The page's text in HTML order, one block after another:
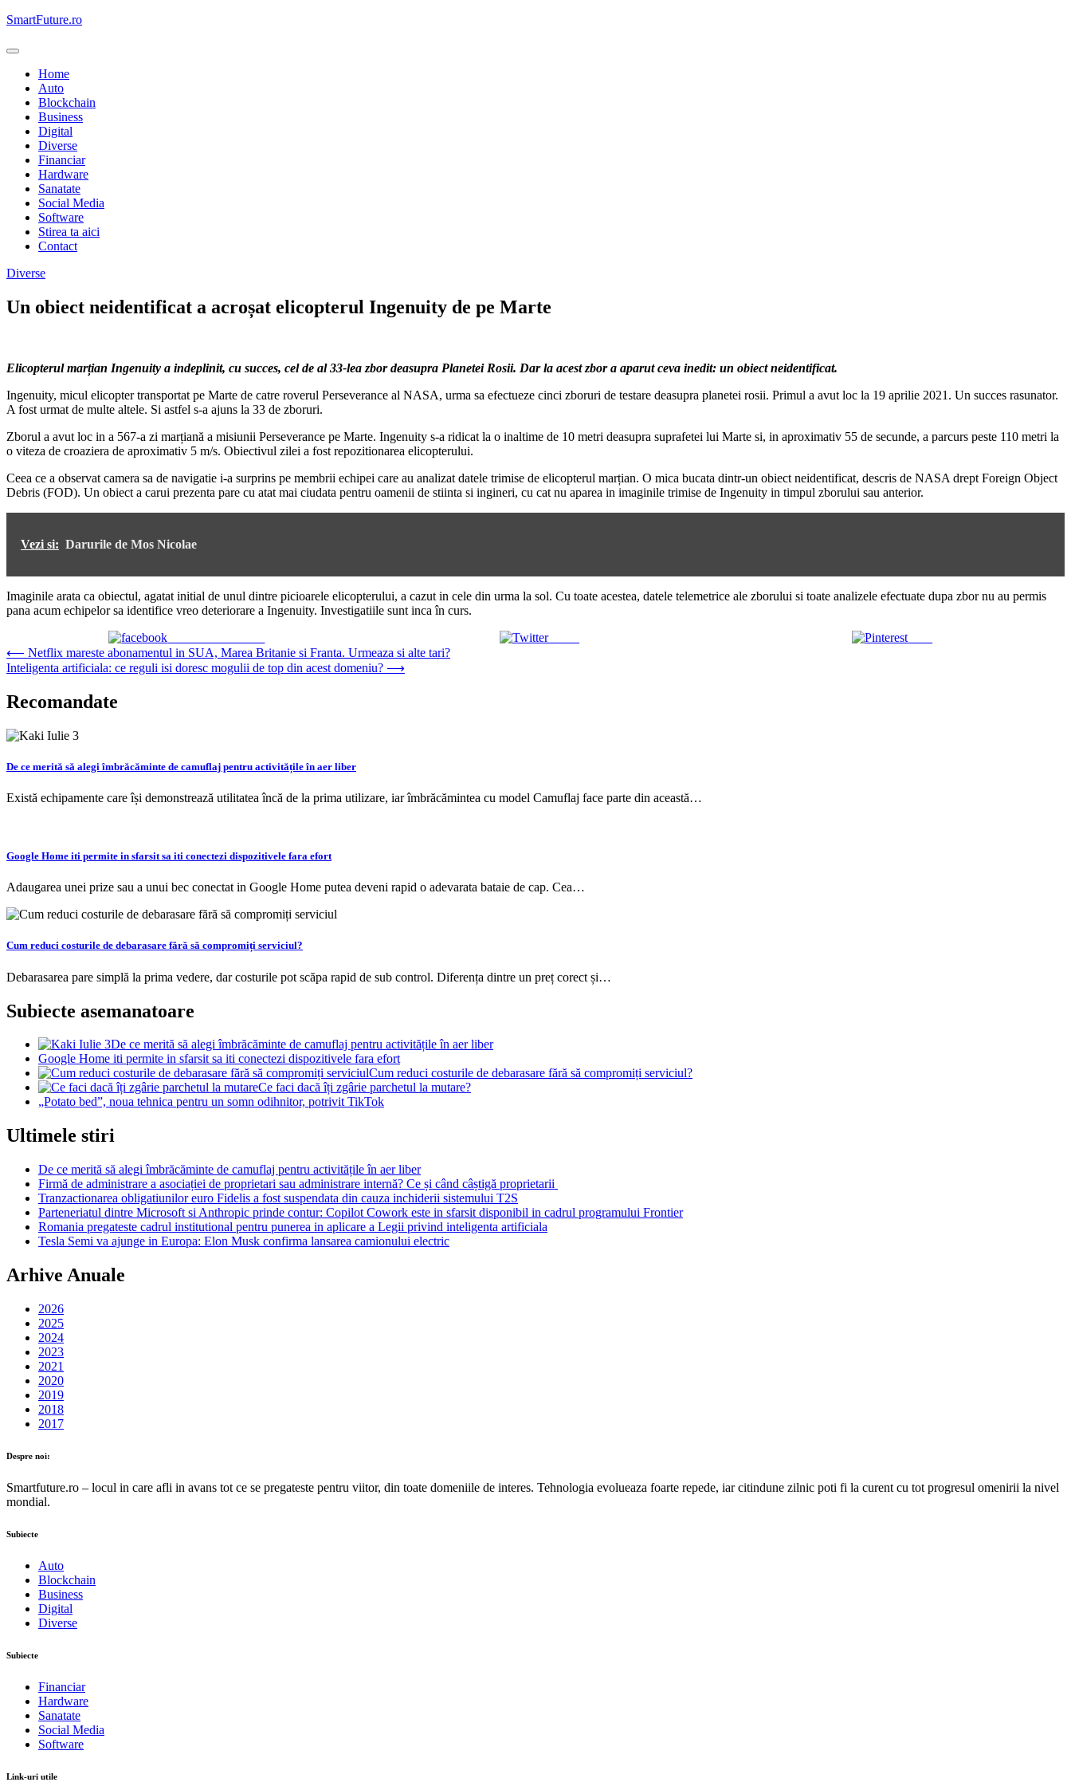
Skip
content
SmartFuture.ro
Home
Auto
Blockchain
Business
Digital
Diverse
Financiar
Hardware
Sanatate
Social Media
Software
Stirea ta aici
Contact
Diverse
Un obiect neidentificat a acroșat elicopterul Ingenuity de pe Marte
Elicopterul marțian Ingenuity a indeplinit, cu succes, cel de al 33-lea zbor deasupra Planetei Rosii. Dar la acest zbor a aparut ceva inedit: un obiect neidentificat.
Ingenuity, micul elicopter transportat pe Marte de catre roverul Perseverance al NASA, urma sa efectueze cinci zboruri de testare deasupra planetei rosii. Primul a avut loc la 19 aprilie 2021. Un succes rasunator.
A fost urmat de multe altele. Si astfel s-a ajuns la 33 de zboruri.
Zborul a avut loc in a 567-a zi marțiană a misiunii Perseverance pe Marte. Ingenuity s-a ridicat la o inaltime de 10 metri deasupra suprafetei lui Marte si, in aproximativ 55 de secunde, a parcurs peste 110 metri la
o viteza de croaziera de aproximativ 5 m/s. Obiectivul zilei a fost repozitionarea elicopterului.
Ceea ce a observat camera sa de navigatie i-a surprins pe membrii echipei care au analizat datele trimise de elicopterul marțian. O mica bucata dintr-un obiect neidentificat, descris de NASA drept Foreign Object
Debris (FOD). Un obiect a carui prezenta pare cu atat mai ciudata pentru oamenii de stiinta si ingineri, cu cat nu aparea in imaginile trimise de Ingenuity in timpul zborului sau anterior.
Vezi si: Darurile de Mos Nicolae
Imaginile arata ca obiectul, agatat initial de unul dintre picioarele elicopterului, a cazut in cele din urma la sol. Cu toate acestea, datele telemetrice ale zborului si toate analizele efectuate dupa zbor nu au permis
pana acum echipelor sa identifice vreo deteriorare a Ingenuity. Investigatiile sunt inca în curs.
Tweet
Navigare
în
articole
⟵ Netflix mareste abonamentul in SUA, Marea Britanie si Franta. Urmeaza si alte tari?
Inteligenta artificiala: ce reguli isi doresc mogulii de top din acest domeniu? ⟶
Recomandate
De ce merită să alegi îmbrăcăminte de camuflaj pentru activitățile în aer liber
Există echipamente care își demonstrează utilitatea încă de la prima utilizare, iar îmbrăcămintea cu model Camuflaj face parte din această…
Google Home iti permite in sfarsit sa iti conectezi dispozitivele fara efort
Adaugarea unei prize sau a unui bec conectat in Google Home putea deveni rapid o adevarata bataie de cap. Cea…
Cum reduci costurile de debarasare fără să compromiți serviciul?
Debarasarea pare simplă la prima vedere, dar costurile pot scăpa rapid de sub control. Diferența dintre un preț corect și…
Subiecte asemanatoare
De ce merită să alegi îmbrăcăminte de camuflaj pentru activitățile în aer liber
Google Home iti permite in sfarsit sa iti conectezi dispozitivele fara efort
Cum reduci costurile de debarasare fără să compromiți serviciul?
Ce faci dacă îți zgârie parchetul la mutare?
„Potato bed”, noua tehnica pentru un somn odihnitor, potrivit TikTok
Ultimele stiri
De ce merită să alegi îmbrăcăminte de camuflaj pentru activitățile în aer liber
Firmă de administrare a asociației de proprietari sau administrare internă? Ce și când câștigă proprietarii
Tranzactionarea obligatiunilor euro Fidelis a fost suspendata din cauza inchiderii sistemului T2S
Parteneriatul dintre Microsoft si Anthropic prinde contur: Copilot Cowork este in sfarsit disponibil in cadrul programului Frontier
Romania pregateste cadrul institutional pentru punerea in aplicare a Legii privind inteligenta artificiala
Tesla Semi va ajunge in Europa: Elon Musk confirma lansarea camionului electric
Arhive Anuale
2026
2025
2024
2023
2021
2020
2019
2018
2017
Despre noi:
Smartfuture.ro – locul in care afli in avans tot ce se pregateste pentru viitor, din toate domeniile de interes. Tehnologia evolueaza foarte repede, iar citindune zilnic poti fi la curent cu tot progresul omenirii la nivel
mondial.
Subiecte
Auto
Blockchain
Business
Digital
Diverse
Subiecte
Financiar
Hardware
Sanatate
Social Media
Software
Link-uri utile